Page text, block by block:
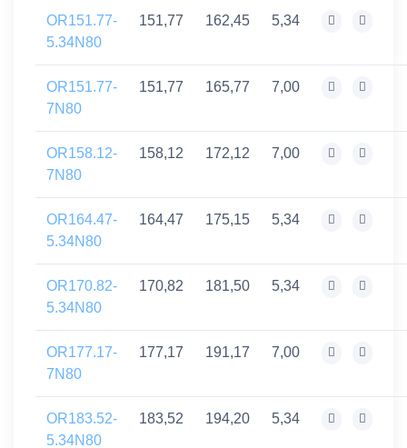
OR151.77-
5.34N80
151,77 162,45 5,34
OR151.77-
7N80
151,77 165,77 7,00
OR158.12-
7N80
158,12 172,12 7,00
OR164.47-
5.34N80
164,47 175,15 5,34
OR170.82-
5.34N80
170,82 181,50 5,34
OR177.17-
7N80
177,17 191,17 7,00
OR183.52-
5.34N80
183,52 194,20 5,34